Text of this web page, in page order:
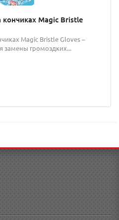
Magic Bristle
Magic Bristle Gloves –
замены громоздких...